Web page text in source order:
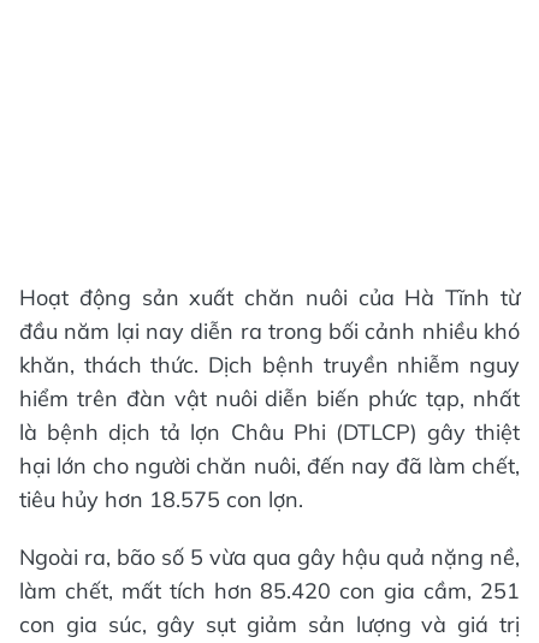
Hoạt động sản xuất chăn nuôi của Hà Tĩnh từ
đầu năm lại nay diễn ra trong bối cảnh nhiều khó
khăn, thách thức. Dịch bệnh truyền nhiễm nguy
hiểm trên đàn vật nuôi diễn biến phức tạp, nhất
là bệnh dịch tả lợn Châu Phi (DTLCP) gây thiệt
hại lớn cho người chăn nuôi, đến nay đã làm chết,
tiêu hủy hơn 18.575 con lợn.
Ngoài ra, bão số 5 vừa qua gây hậu quả nặng nề,
làm chết, mất tích hơn 85.420 con gia cầm, 251
con gia súc, gây sụt giảm sản lượng và giá trị